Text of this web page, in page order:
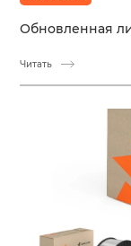
Обновленная
Читать